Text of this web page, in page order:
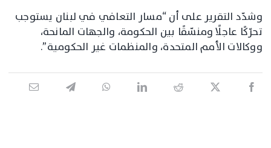
وشدّد التقرير على أن “مسار التعافي في لبنان يستوجب
تحرّكًا عاجلًا ومنسّقًا بين الحكومة، والجهات المانحة،
ووكالات الأمم المتحدة، والمنظمات غير الحكومية”.